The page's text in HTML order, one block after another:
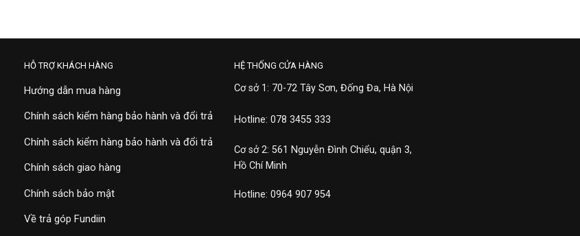
HỖ TRỢ KHÁCH HÀNG
Hướng dẫn mua hàng
Chính sách kiểm hàng bảo hành và đổi trả
Chính sách kiểm hàng bảo hành và đổi trả
Chính sách giao hàng
Chính sách bảo mật
Về trả góp Fundiin
HỆ THỐNG CỬA HÀNG
Cơ sở 1: 70-72 Tây Sơn, Đống Đa, Hà Nội
Hotline: 078 3455 333
Cơ sở 2: 561 Nguyễn Đình Chiểu, quận 3,
Hồ Chí Minh
Hotline: 0964 907 954